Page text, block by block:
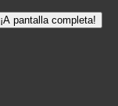
¡A pantalla completa!